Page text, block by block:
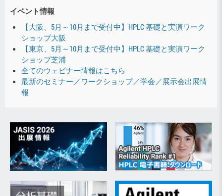
イベント情報
【大阪、5月～10月まで受付中】HPLC 基礎と実演ワーク
ショップ大阪
【東京、5月～10月まで受付中】HPLC 基礎と実演ワーク
ショップ芝浦
全てのウェビナー情報はこちら
最新のセミナー／ワークショップ／学会／展示会出展情
報